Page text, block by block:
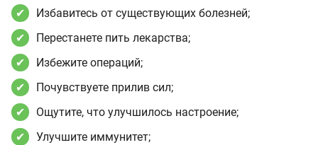
Избавитесь от существующих болезней;
Перестанете пить лекарства;
Избежите операций;
Почувствуете прилив сил;
Ощутите, что улучшилось настроение;
Улучшите иммунитет;